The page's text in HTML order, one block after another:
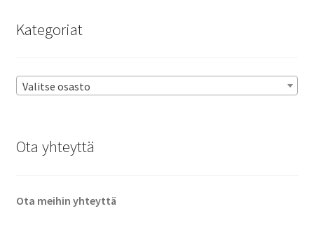
Kategoriat
Valitse osasto
Ota yhteyttä
Ota meihin yhteyttä